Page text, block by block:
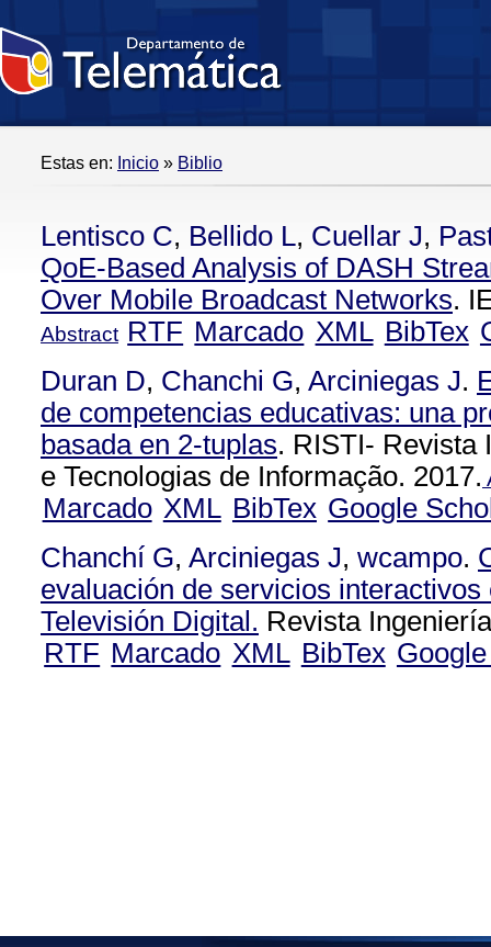
Estas en: Inicio » Biblio
Lentisco C, Bellido L, Cuellar J,
QoE-Based Analysis of DASH
Over Mobile Broadcast Networks.
Abstract RTF Marcado XML BibTex
Duran D, Chanchi G, Arciniegas J.
de competencias educativas: una
basada en 2-tuplas. RISTI- Revista
e Tecnologias de Informação. 2017.
Marcado XML BibTex Google
Chanchí G, Arciniegas J, wcampo.
evaluación de servicios interactivos
Televisión Digital. Revista
RTF Marcado XML BibTex